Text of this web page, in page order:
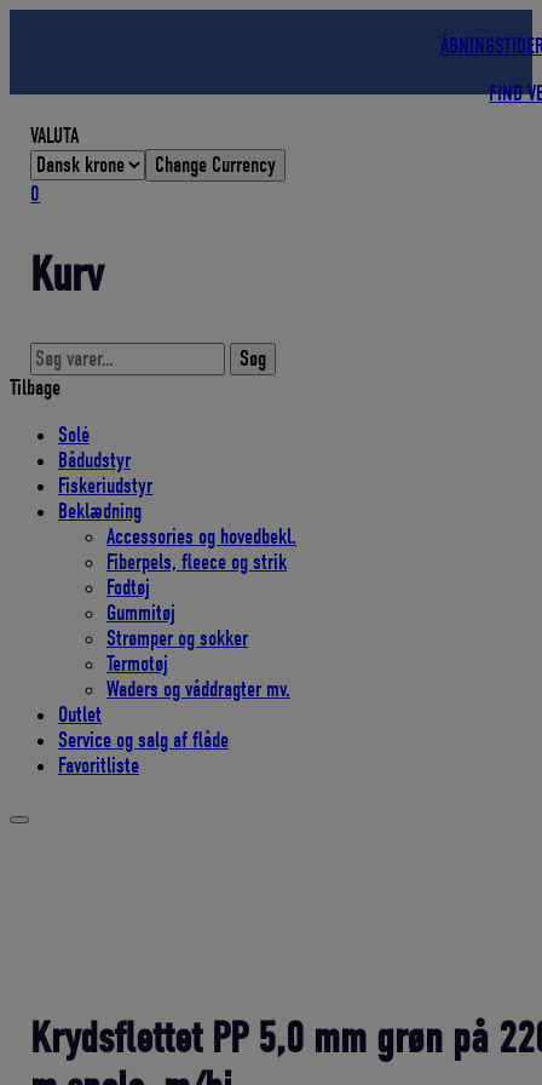
FIND
VALUTA
Change Currency
0
Kurv
Søg
efter:
Søg
Tilbage
Solé
Bådudstyr
Fiskeriudstyr
Beklædning
Accessories og hovedbekl.
Fiberpels, fleece og strik
Fodtøj
Gummitøj
Strømper og sokker
Termotøj
Waders og våddragter mv.
Outlet
Service og salg af flåde
Favoritliste
Krydsflettet PP 5,0 mm grøn på